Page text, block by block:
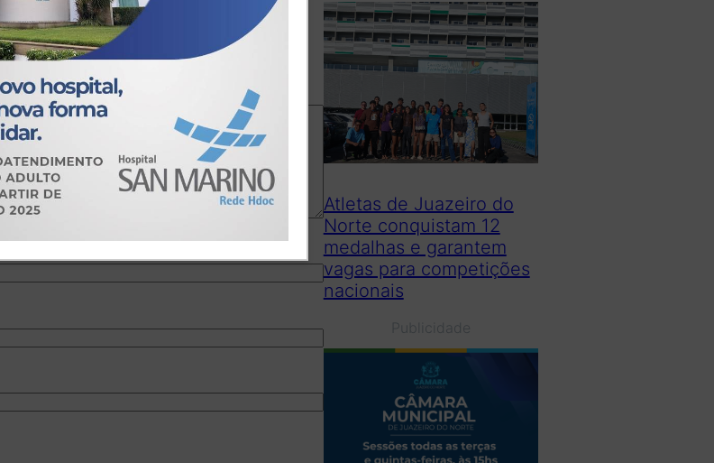
são marcados com
Atletas de Juazeiro do
Norte conquistam 12
medalhas e garantem
vagas para competições
nacionais
Publicidade